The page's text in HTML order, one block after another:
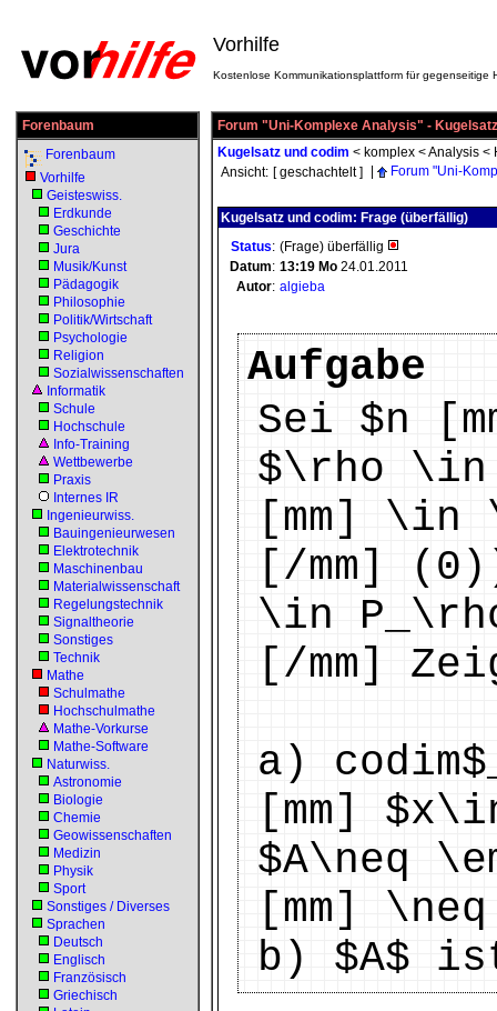
Vorhilfe
Kostenlose Kommunikationsplattform für gegenseitige
Forenbaum
Forenbaum
Vorhilfe
Geisteswiss.
Erdkunde
Geschichte
Jura
Musik/Kunst
Pädagogik
Philosophie
Politik/Wirtschaft
Psychologie
Religion
Sozialwissenschaften
Informatik
Schule
Hochschule
Info-Training
Wettbewerbe
Praxis
Internes IR
Ingenieurwiss.
Bauingenieurwesen
Elektrotechnik
Maschinenbau
Materialwissenschaft
Regelungstechnik
Signaltheorie
Sonstiges
Technik
Mathe
Schulmathe
Hochschulmathe
Mathe-Vorkurse
Mathe-Software
Naturwiss.
Astronomie
Biologie
Chemie
Geowissenschaften
Medizin
Physik
Sport
Sonstiges / Diverses
Sprachen
Deutsch
Englisch
Französisch
Griechisch
Forum "Uni-Komplexe Analysis" -
Kugelsatz und codim < komplex <Analysis <
Ansicht: [ geschachtelt ] Forum "Uni-
Kugelsatz und codim: Frage (überfällig)
Status: (Frage) überfällig
Datum: 13:19 Mo 24.01.2011
Autor: algieba
Aufgabe
Sei $n
$\rho \in
[mm] \in
[/mm]
\in
[/mm]
a)
[mm]
$A\neq
[mm]
b) $A$